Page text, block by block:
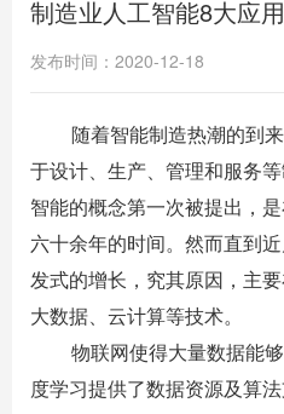
制造业人工智能8大应
发布时间：2020-12-18
随着智能制造热潮的到
于设计、生产、管理和服务
智能的概念第一次被提出，是
六十余年的时间。然而直到
发式的增长，究其原因，主
大数据、云计算等技术。
物联网使得大量数据能
度学习提供了数据资源及算